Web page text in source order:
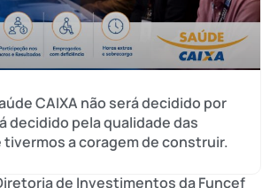
CAIXA não será decidido por
decidido pela qualidade das
a coragem de construir.
de Investimentos da Funcef